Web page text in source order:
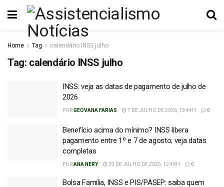
Home Tag calendário INSS julho
Tag: calendário INSS julho
INSS: veja as datas de pagamento de julho de
2026
PORGEOVANA FARIAS 7 DE JULHO DE 2026, 13:44H 0
Benefício acima do mínimo? INSS libera
pagamento entre 1º e 7 de agosto; veja datas
completas
PORANA NERY 29 DE JULHO DE 2025, 12:49H 0
Bolsa Família, INSS e PIS/PASEP: saiba quem